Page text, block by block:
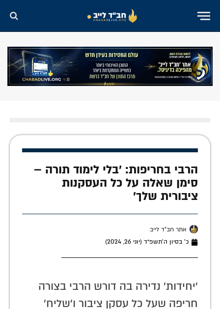
הרבי בחריפות: 'בלי לימוד תורה –
סימן שאלה על כל העסקנות
ציבורית שלך'
אתר חב"ד לייב
כ׳ בסיון ה׳תשפ״ד (יוני 26, 2024)
'יחידות' נדירה בה דורש הרבי בצורה
חריפה שעל כל עסקן ציבור ו'שליח'